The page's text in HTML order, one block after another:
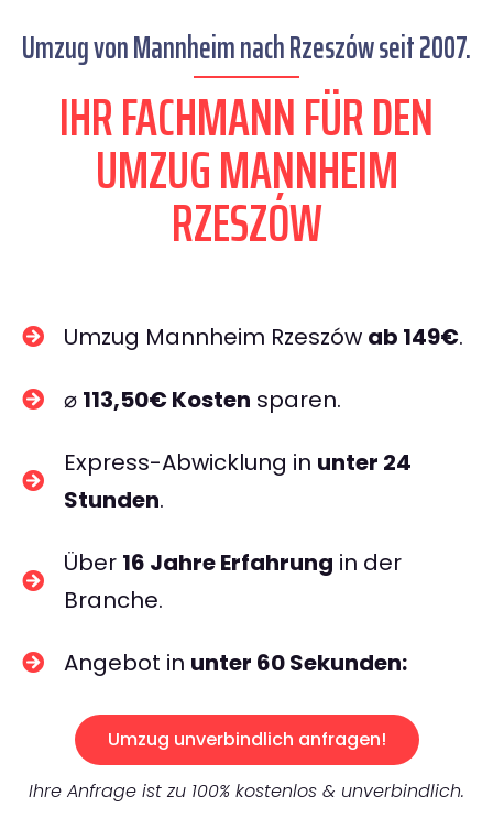
Umzug von Mannheim nach Rzeszów seit 2007.
IHR FACHMANN FÜR DEN
UMZUG MANNHEIM
RZESZÓW
Umzug Mannheim Rzeszów ab 149€.
⌀ 113,50€ Kosten sparen.
Express-Abwicklung in unter 24
Stunden.
Über 16 Jahre Erfahrung in der
Branche.
Angebot in unter 60 Sekunden:
Umzug unverbindlich anfragen!
Ihre Anfrage ist zu 100% kostenlos & unverbindlich.